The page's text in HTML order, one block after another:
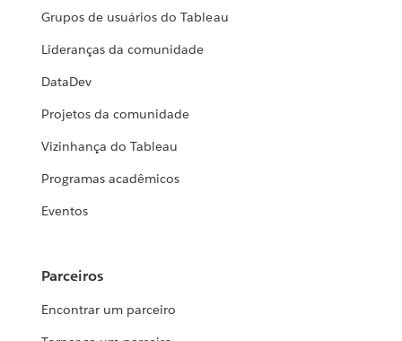
Grupos de usuários do Tableau
Lideranças da comunidade
DataDev
Projetos da comunidade
Vizinhança do Tableau
Programas acadêmicos
Eventos
Parceiros
Encontrar um parceiro